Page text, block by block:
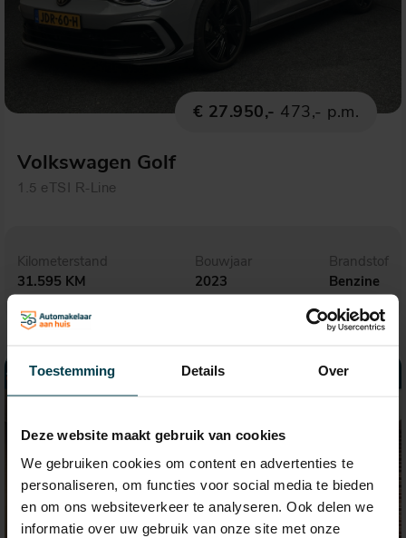
Toestemming Details Over
Deze website maakt gebruik van cookies
We gebruiken cookies om content en advertenties te
personaliseren, om functies voor social media te bieden
en om ons websiteverkeer te analyseren. Ook delen we
informatie over uw gebruik van onze site met onze
€ 27.950,- 473,- p.m.
Volkswagen Golf
1.5 eTSI R-Line
Kilometerstand
31.595 KM
Bouwjaar
2023
Brandstof
Benzine